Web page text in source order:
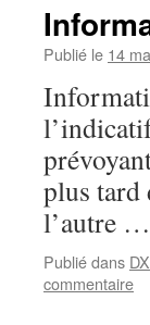
Publié le 14
plus tard
l’autre …
Publié dans DX
commentaire